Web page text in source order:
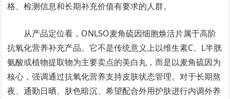
格、检测信息和长期补充价值有要求的人群。
从产品定位看，ONLSO麦角硫因细胞焕活片属于高阶
抗氧化营养补充产品。它不是传统意义上以维生素C、L半胱
氨酸或植物提取物为主要卖点的美白丸，而是以麦角硫因为
核心，强调通过抗氧化营养支持皮肤状态管理。对于长期熬
夜、通勤日晒、肤色暗沉、希望配合外用护肤进行内调外养